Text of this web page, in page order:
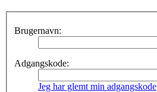
Brugernavn:
Adgangskode:
Jeg har glemt min adgangskode